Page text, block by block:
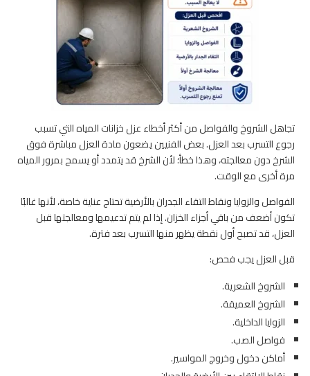
تجاهل الشروخ والفواصل من أكثر أخطاء عزل خزانات المياه التي تسبب
رجوع التسرب بعد العزل. بعض الفنيين يضعون مادة العزل مباشرة فوق
الشرخ دون معالجته، وهذا خطأ؛ لأن الشرخ قد يتمدد أو يسمح بمرور المياه
مرة أخرى مع الوقت.
الفواصل والزوايا ونقاط التقاء الجدران بالأرضية تحتاج عناية خاصة، لأنها غالبًا
تكون أضعف من باقي أجزاء الخزان. إذا لم يتم تدعيمها ومعالجتها قبل
العزل، قد تصبح أول نقطة يظهر منها التسرب بعد فترة.
قبل العزل يجب فحص:
الشروخ الشعرية.
الشروخ العميقة.
الزوايا الداخلية.
فواصل الصب.
أماكن دخول وخروج المواسير.